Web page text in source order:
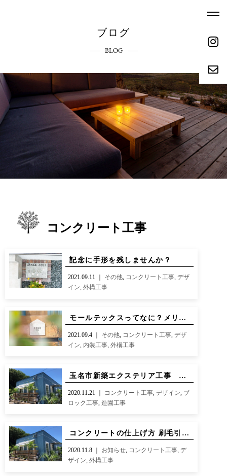
ホーム
HOME
エクステリアへのこだわり
COMMITMENT
参考価格
REFERENCE PRICE
施工実績
お問い合わせ
お知らせ
INFORMATION INSTAGRAM
オンラインショップ
ONLINE SHOP
ブログ
BLOG
コンクリート工事
記念に手形を残しませんか？
2021.09.11 ｜ その他 コンクリート工事 ,デザ
イン ,外構工事
モールテックスってなに？メリット・デメリットについて
2021.09.4 ｜ その他 コンクリート工事 ,デザ
イン
内装工事 ,外構工事
玉名市新築エクステリア工事 シンプルモダン②
2020.11.21 ｜ コンクリート工事 ,デザイン
ブ
ロック工事 ,造園工事
コンクリートの仕上げ方 刷毛引き/金鏝/洗い出し
2020.11.8 ｜ お知らせ コンクリート工事 ,デ
ザイン ,外構工事